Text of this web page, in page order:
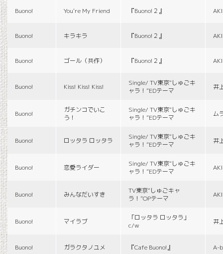
Buono! You're My Friend 『Buono!２』
Buono! キラキラ 『Buono!２』
Buono! ゴール（共作） 『Buono!２』
Buono! Kiss! Kiss! Kiss!
Single/ TV東京“しゅごキ
ャラ！”EDテーマ
井
Buono!
ガチンコでいこ
う！
Single/ TV東京“しゅごキ
ャラ！”EDテーマ
ム
Buono! ロッタラ ロッタラ
Single/ TV東京“しゅごキ
ャラ！”EDテーマ
井
Buono! 恋愛ライダー
Single/ TV東京“しゅごキ
ャラ！”EDテーマ
Buono! みんなだいすき
TV東京“しゅごキャ
ラ！”OPテーマ
Buono! マイラブ
「ロッタラ ロッタラ」
c/w
井
Buono! ガラクタノユメ 『Cafe Buono!』 A-